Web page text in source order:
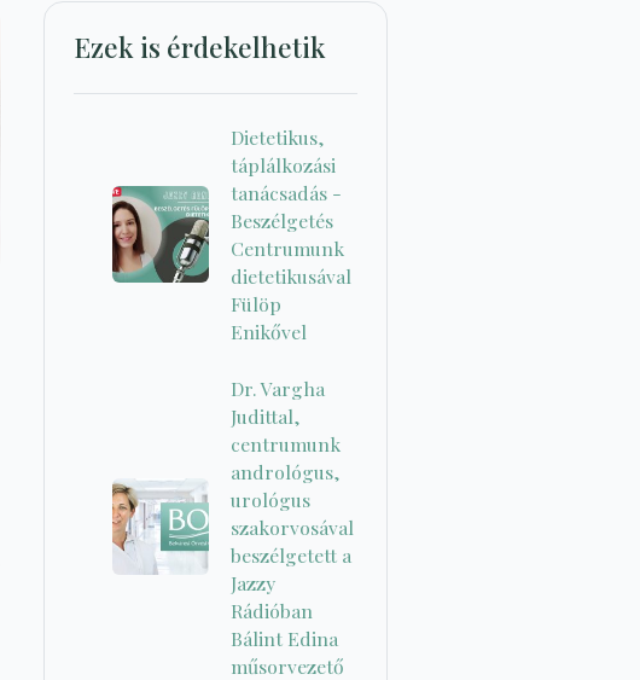
Ezek is érdekelhetik
Dietetikus,
táplálkozási
tanácsadás -
Beszélgetés
Centrumunk
dietetikusával
Fülöp
Enikővel
Dr. Vargha
Judittal,
centrumunk
andrológus,
urológus
szakorvosával
beszélgetett a
Jazzy
Rádióban
Bálint Edina
műsorvezető